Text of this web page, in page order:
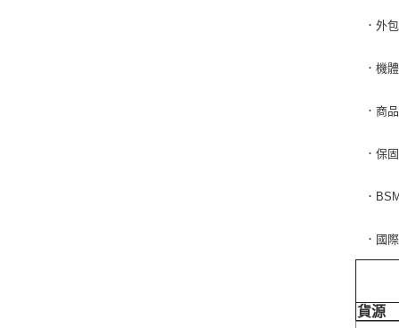
．外
．機
．商
．保
．
．國
貨源